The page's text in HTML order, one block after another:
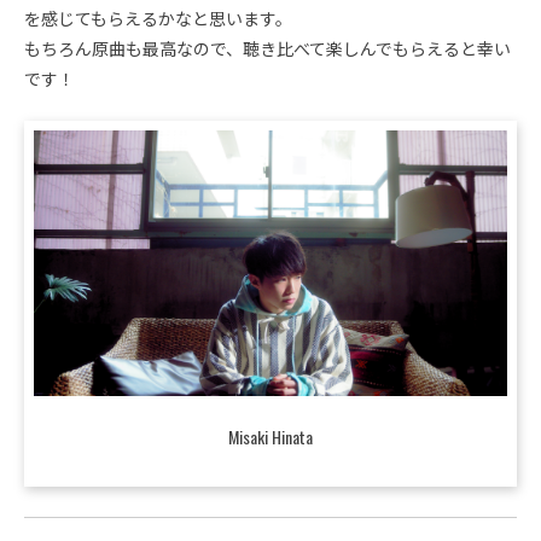
を感じてもらえるかなと思います。
もちろん原曲も最高なので、聴き比べて楽しんでもらえると幸い
です！
Misaki Hinata